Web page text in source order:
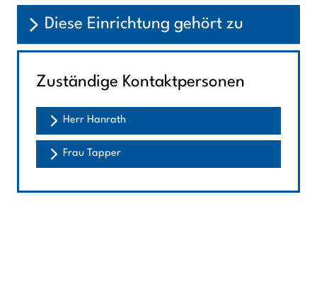
Diese Einrichtung gehört zu
Zuständige Kontaktpersonen
Herr Hanrath
Frau Tapper